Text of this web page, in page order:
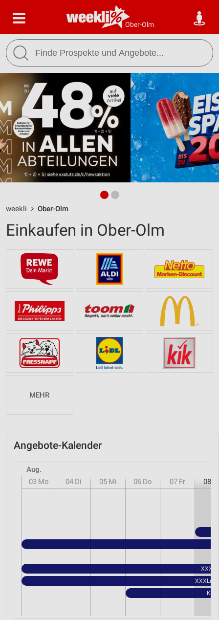
Ober-Olm
weekli Ober-Olm
Einkaufen in Ober-Olm
MEHR
Angebote-Kalender
Aug.
03 Mo 04 Di 05 Mi 06 Do 07 Fr 08
XXXLutz